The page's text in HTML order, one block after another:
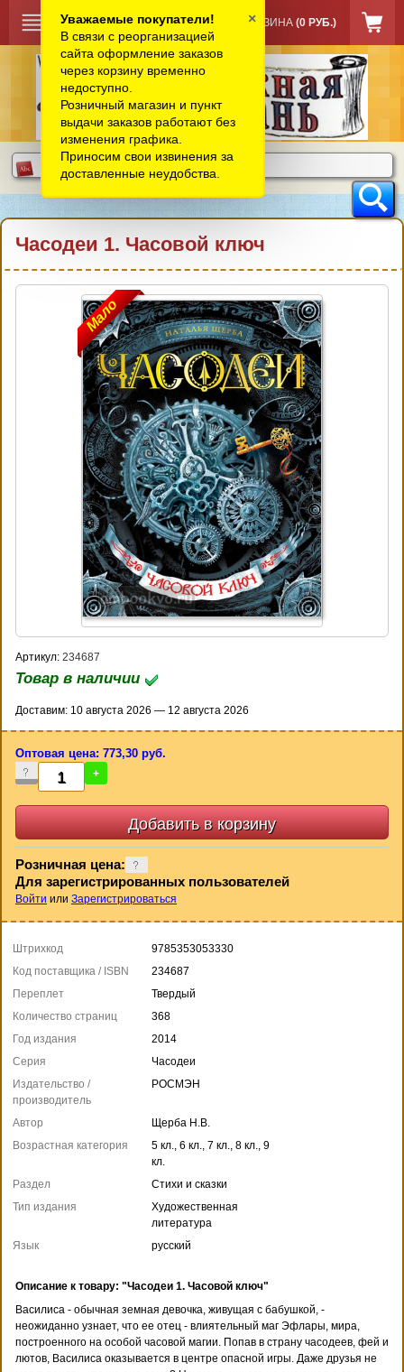
КОРЗИНА (0 РУБ.)
Часодеи 1. Часовой ключ
Мало
Артикул: 234687
Товар в наличии
Доставим: 10 августа 2026 — 12 августа 2026
Оптовая цена: 773,30 руб.
- +
Розничная цена:
Для зарегистрированных пользователей
Войти или Зарегистрироваться
Штрихкод
9785353053330
Код поставщика / ISBN
234687
Переплет
Твердый
Количество страниц
368
Год издания
2014
Серия
Часодеи
Издательство /
производитель
РОСМЭН
Автор
Щерба Н.В.
Возрастная категория
5 кл., 6 кл., 7 кл., 8 кл., 9
кл.
Раздел
Стихи и сказки
Тип издания
Художественная
литература
Язык
русский
Описание к товару: "Часодеи 1. Часовой ключ"
Василиса - обычная земная девочка, живущая с бабушкой, -
неожиданно узнает, что ее отец - влиятельный маг Эфлары, мира,
построенного на особой часовой магии. Попав в страну часодеев, фей и
лютов, Василиса оказывается в центре опасной игры. Даже друзья не
Уважаемые покупатели!
В связи с реорганизацией
сайта оформление заказов
через корзину временно
недоступно.
Розничный магазин и пункт
выдачи заказов работают без
изменения графика.
Приносим свои извинения за
доставленные неудобства.
×